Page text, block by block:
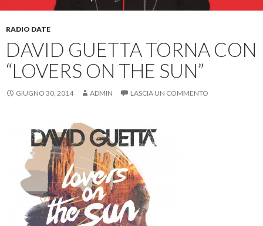
RADIO DATE
DAVID GUETTA TORNA CON
“LOVERS ON THE SUN”
GIUGNO 30, 2014 ADMIN LASCIA UN COMMENTO